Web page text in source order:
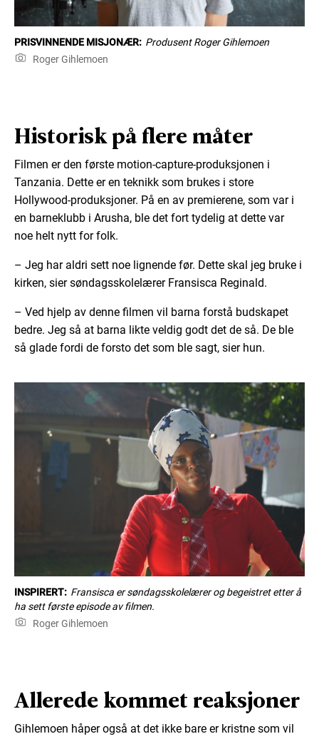
PRISVINNENDE MISJONÆR: Produsent Roger Gihlemoen
Roger Gihlemoen
Historisk på flere måter
Filmen er den første motion-capture-produksjonen i
Tanzania. Dette er en teknikk som brukes i store
Hollywood-produksjoner. På en av premierene, som var i
en barneklubb i Arusha, ble det fort tydelig at dette var
noe helt nytt for folk.
– Jeg har aldri sett noe lignende før. Dette skal jeg bruke i
kirken, sier søndagsskolelærer Fransisca Reginald.
– Ved hjelp av denne filmen vil barna forstå budskapet
bedre. Jeg så at barna likte veldig godt det de så. De ble
så glade fordi de forsto det som ble sagt, sier hun.
INSPIRERT: Fransisca er søndagsskolelærer og begeistret etter å
ha sett første episode av filmen.
Roger Gihlemoen
Allerede kommet reaksjoner
Gihlemoen håper også at det ikke bare er kristne som vil